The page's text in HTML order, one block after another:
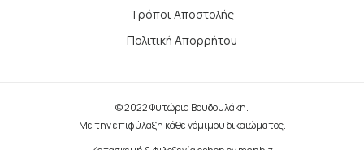
Τρόποι Αποστολής
Πολιτική Απορρήτου
© 2022 Φυτώρια Βουδουλάκη.
Με την επιφύλαξη κάθε νόμιμου δικαιώματος.